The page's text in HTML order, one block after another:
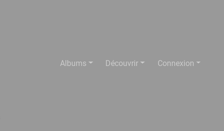
Albums Découvrir Connexion